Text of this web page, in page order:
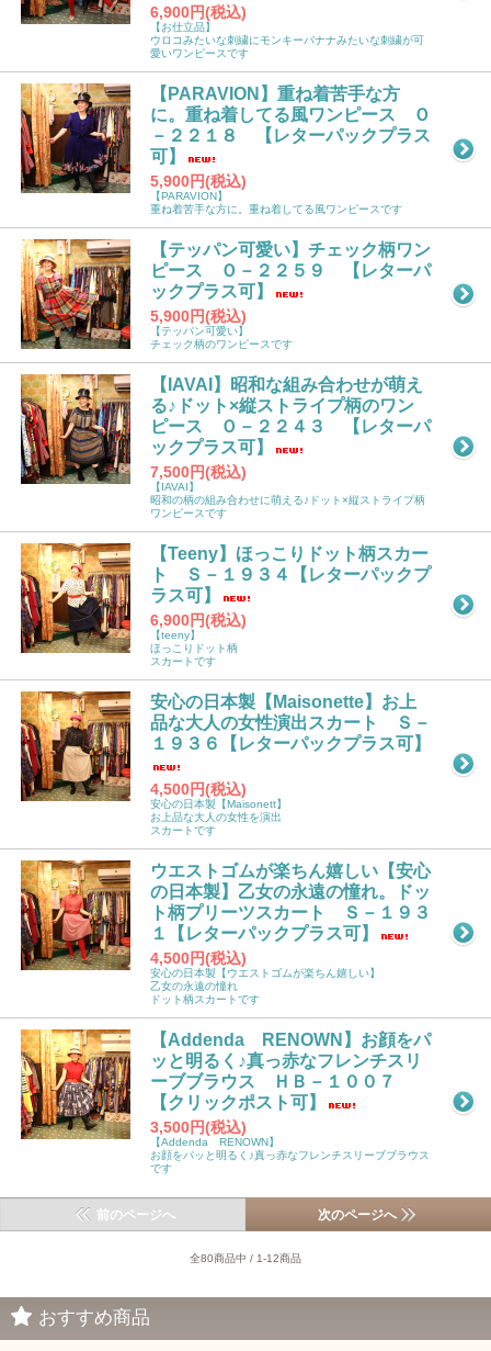
6,900円(税込)
【お仕立品】
ウロコみたいな刺繍にモンキーバナナみたいな刺繍が可
愛いワンピースです
【PARAVION】重ね着苦手な方
に。重ね着してる風ワンピース Ｏ
－２２１８ 【レターパックプラス
可】
5,900円(税込)
【PARAVION】
重ね着苦手な方に。重ね着してる風ワンピースです
【テッパン可愛い】チェック柄ワン
ピース Ｏ－２２５９ 【レターパ
ックプラス可】
5,900円(税込)
【テッパン可愛い】
チェック柄のワンピースです
【IAVAI】昭和な組み合わせが萌え
る♪ドット×縦ストライプ柄のワン
ピース Ｏ－２２４３ 【レターパ
ックプラス可】
7,500円(税込)
【IAVAI】
昭和の柄の組み合わせに萌える♪ドット×縦ストライプ柄
ワンピースです
【Teeny】ほっこりドット柄スカー
ト Ｓ－１９３４【レターパックプ
ラス可】
6,900円(税込)
【teeny】
ほっこりドット柄
スカートです
安心の日本製【Maisonette】お上
品な大人の女性演出スカート Ｓ－
１９３６【レターパックプラス可】
4,500円(税込)
安心の日本製【Maisonett】
お上品な大人の女性を演出
スカートです
ウエストゴムが楽ちん嬉しい【安心
の日本製】乙女の永遠の憧れ。ドッ
ト柄プリーツスカート Ｓ－１９３
１【レターパックプラス可】
4,500円(税込)
安心の日本製【ウエストゴムが楽ちん嬉しい】
乙女の永遠の憧れ
ドット柄スカートです
【Addenda RENOWN】お顔をパ
ッと明るく♪真っ赤なフレンチスリ
ーブブラウス ＨＢ－１００７
【クリックポスト可】
3,500円(税込)
【Addenda RENOWN】
お顔をパッと明るく♪真っ赤なフレンチスリーブブラウス
です
前のページへ 次のページへ
全80商品中 / 1-12商品
おすすめ商品